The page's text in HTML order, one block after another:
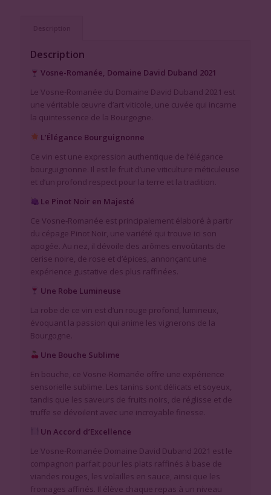
Description
Vosne-Romanée, Domaine David Duband 2021
Le Vosne-Romanée du Domaine David Duband 2021 est
une véritable œuvre d’art viticole, une cuvée qui incarne
la quintessence de la Bourgogne.
L’Élégance Bourguignonne
Ce vin est une expression authentique de l’élégance
bourguignonne. Il est le fruit d’une viticulture méticuleuse
et d’un profond respect pour la terre et la tradition.
Le Pinot Noir en Majesté
Ce Vosne-Romanée est principalement élaboré à partir
du cépage Pinot Noir, une variété qui trouve ici son
apogée. Au nez, il dévoile des arômes envoûtants de
cerise noire, de rose et d’épices, annonçant une
expérience gustative des plus raffinées.
Une Robe Lumineuse
La robe de ce vin est d’un rouge profond, lumineux,
évoquant la passion qui anime les vignerons de la
Bourgogne.
Une Bouche Sublime
En bouche, ce Vosne-Romanée offre une expérience
sensorielle sublime. Les tanins sont délicats et soyeux,
tandis que les saveurs de fruits noirs, de réglisse et de
truffe se dévoilent avec une incroyable finesse.
Un Accord d’Excellence
Le Vosne-Romanée Domaine David Duband 2021 est le
compagnon parfait pour les plats raffinés à base de
viandes rouges, les volailles en sauce, ainsi que les
fromages affinés. Il élève chaque repas à un niveau